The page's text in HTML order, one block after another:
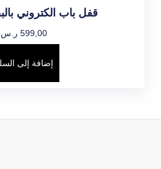
قفل باب الكتروني
599,00 ر.س
إضافة إلى